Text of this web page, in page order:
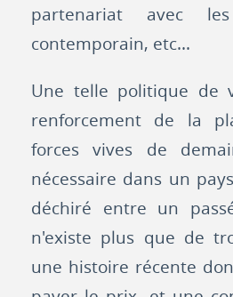
partenariat avec
contemporain, etc...
Une telle politique de
renforcement de la
forces vives de
nécessaire dans un
déchiré entre un
n'existe plus que de
une histoire récente